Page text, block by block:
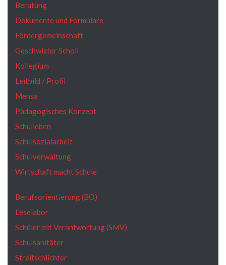
Beratung
Dokumente und Formulare
Fördergemeinschaft
Geschwister Scholl
Kollegium
Leitbild / Profil
Mensa
Pädagogisches Konzept
Schulleben
Schulsozialarbeit
Schulverwaltung
Wirtschaft macht Schule
Berufsorientierung (BO)
Leselabor
Schüler mit Verantwortung (SMV)
Schulsanitäter
Streitschlichter